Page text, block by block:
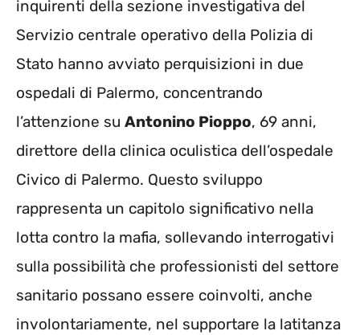
inquirenti della sezione investigativa del
Servizio centrale operativo della Polizia di
Stato hanno avviato perquisizioni in due
ospedali di Palermo, concentrando
l’attenzione su Antonino Pioppo, 69 anni,
direttore della clinica oculistica dell’ospedale
Civico di Palermo. Questo sviluppo
rappresenta un capitolo significativo nella
lotta contro la mafia, sollevando interrogativi
sulla possibilità che professionisti del settore
sanitario possano essere coinvolti, anche
involontariamente, nel supportare la latitanza